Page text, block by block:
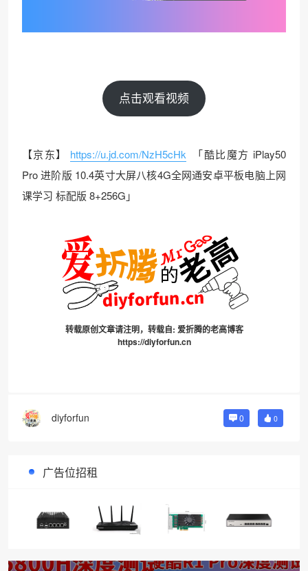
点击观看视频
【京东】 https://u.jd.com/NzH5cHk
「酷比魔方 iPlay50
Pro 进阶版 10.4英寸大屏八核4G全网通安卓平板电脑上网
课学习 标配版 8+256G」
转载原创文章请注明，转载自: 爱折腾的老高博客
https://diyforfun.cn
diyforfun 0 0
广告位招租